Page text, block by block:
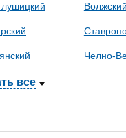
Челно-
все